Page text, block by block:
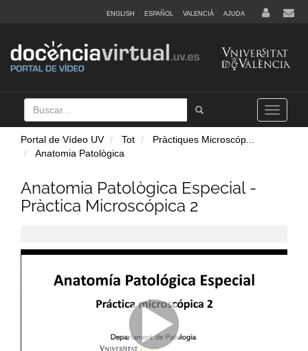
ENGLISH ESPAÑOL VALENCIÀ AJUDA
Buscar
Tramet
Toggle
navigation
Portal de Vídeo UV Tot Pràctiques Microscóp
Anatomia Patològica
Anatomia Patològica Especial -
Pràctica Microscópica 2